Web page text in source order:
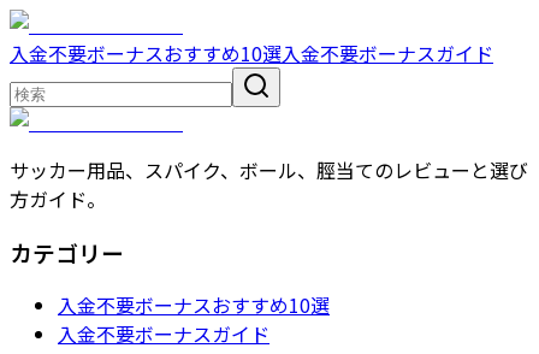
入金不要ボーナスおすすめ10選入金不要ボーナスガイド
サッカー用品、スパイク、ボール、脛当てのレビューと選び
方ガイド。
カテゴリー
入金不要ボーナスおすすめ10選
入金不要ボーナスガイド